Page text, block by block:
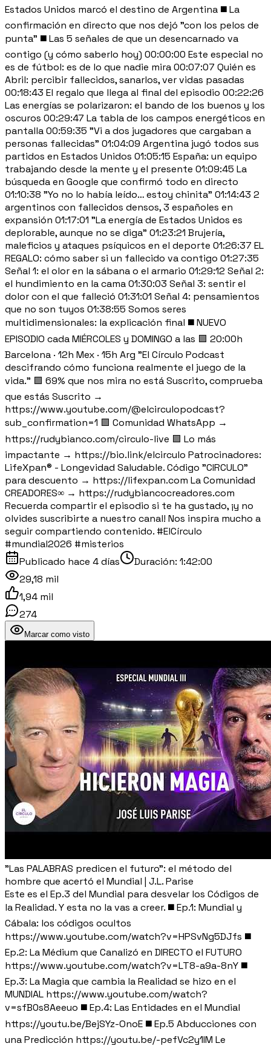
Estados Unidos marcó el destino de Argentina ◼️ La
confirmación en directo que nos dejó "con los pelos de
punta" ◼️ Las 5 señales de que un desencarnado va
contigo (y cómo saberlo hoy) 00:00:00 Este especial no
es de fútbol: es de lo que nadie mira 00:07:07 Quién es
Abril: percibir fallecidos, sanarlos, ver vidas pasadas
00:18:43 El regalo que llega al final del episodio 00:22:26
Las energías se polarizaron: el bando de los buenos y los
oscuros 00:29:47 La tabla de los campos energéticos en
pantalla 00:59:35 "Vi a dos jugadores que cargaban a
personas fallecidas" 01:04:09 Argentina jugó todos sus
partidos en Estados Unidos 01:05:15 España: un equipo
trabajando desde la mente y el presente 01:09:45 La
búsqueda en Google que confirmó todo en directo
01:10:38 "Yo no lo había leído… estoy chinita" 01:14:43 2
argentinos con fallecidos densos, 3 españoles en
expansión 01:17:01 "La energía de Estados Unidos es
deplorable, aunque no se diga" 01:23:21 Brujería,
maleficios y ataques psíquicos en el deporte 01:26:37 EL
REGALO: cómo saber si un fallecido va contigo 01:27:35
Señal 1: el olor en la sábana o el armario 01:29:12 Señal 2:
el hundimiento en la cama 01:30:03 Señal 3: sentir el
dolor con el que falleció 01:31:01 Señal 4: pensamientos
que no son tuyos 01:38:55 Somos seres
multidimensionales: la explicación final ◼️ NUEVO
EPISODIO cada MIÉRCOLES y DOMINGO a las 🟪 20:00h
Barcelona · 12h Mex · 15h Arg "El Círculo Podcast
descifrando cómo funciona realmente el juego de la
vida." 🟪 69% que nos mira no está Suscrito, comprueba
que estás Suscrito →
https://www.youtube.com/@elcirculopodcast?
sub_confirmation=1 🟪 Comunidad WhatsApp →
https://rudybianco.com/circulo-live 🟪 Lo más
impactante → https://bio.link/elcirculo Patrocinadores:
LifeXpan® - Longevidad Saludable. Código "CIRCULO"
para descuento → https://lifexpan.com La Comunidad
CREADORES∞ → https://rudybiancocreadores.com
Recuerda compartir el episodio si te ha gustado, ¡y no
olvides suscribirte a nuestro canal! Nos inspira mucho a
seguir compartiendo contenido. #ElCírculo
#mundial2026 #misterios
Publicado hace 4 días Duración: 1:42:00
29,18 mil
1,94 mil
274
Marcar como visto
"Las PALABRAS predicen el futuro": el método del
hombre que acertó el Mundial | J.L. Parise
Este es el Ep.3 del Mundial para desvelar los Códigos de
la Realidad. Y esta no la vas a creer. ◼️ Ep.1: Mundial y
Cábala: los códigos ocultos
https://www.youtube.com/watch?v=HPSvNg5DJfs ◼️
Ep.2: La Médium que Canalizó en DIRECTO el FUTURO
https://www.youtube.com/watch?v=LT8-a9a-8nY ◼️
Ep.3: La Magia que cambia la Realidad se hizo en el
MUNDIAL https://www.youtube.com/watch?
v=sfB0s8Aeeuo ◼️ Ep.4: Las Entidades en el Mundial
https://youtu.be/BejSYz-OnoE ◼️ Ep.5 Abducciones con
una Predicción https://youtu.be/-pefVc2y1IM Le